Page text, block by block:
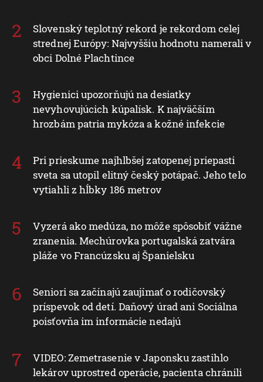
Slovenský teplotný rekord je rekordom celej
strednej Európy: Najvyššiu hodnotu namerali v
obci Dolné Plachtince
Hygienici upozorňujú na desiatky
nevyhovujúcich kúpalísk. K najväčším
hrozbám patria mykóza a kožné infekcie
Pri prieskume najhlbšej zatopenej priepasti
sveta sa utopil elitný český potápač. Jeho telo
vytiahli z hĺbky 186 metrov
Vyzerá ako medúza, no môže spôsobiť vážne
zranenia. Mechúrovka portugalská zatvára
pláže vo Francúzsku aj Španielsku
Seniori sa začínajú zaujímať o rodičovský
príspevok od detí. Daňový úrad ani Sociálna
poisťovňa im informácie nedajú
VIDEO: Zemetrasenie v Japonsku zastihlo
lekárov uprostred operácie, pacienta chránili